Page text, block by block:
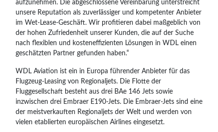
aufzunehmen. Die abgeschlossene Vereinbarung unterstreicht
unsere Reputation als zuverlässiger und kompetenter Anbieter
im Wet-Lease-Geschäft. Wir profitieren dabei maßgeblich von
der hohen Zufriedenheit unserer Kunden, die auf der Suche
nach flexiblen und kosteneffizienten Lösungen in WDL einen
geschätzten Partner gefunden haben.“
WDL Aviation ist ein in Europa führender Anbieter für das
Flugzeug-Leasing von Regionaljets. Die Flotte der
Fluggesellschaft besteht aus drei BAe 146 Jets sowie
inzwischen drei Embraer E190-Jets. Die Embraer-Jets sind eine
der meistverkauften Regionaljets der Welt und werden von
vielen etablierten europäischen Airlines eingesetzt.